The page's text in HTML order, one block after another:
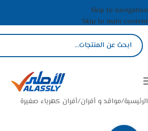
Skip to navigation
Skip to main content
الرئيسية/مواقد و أفران/أفران كهرباء صغيرة